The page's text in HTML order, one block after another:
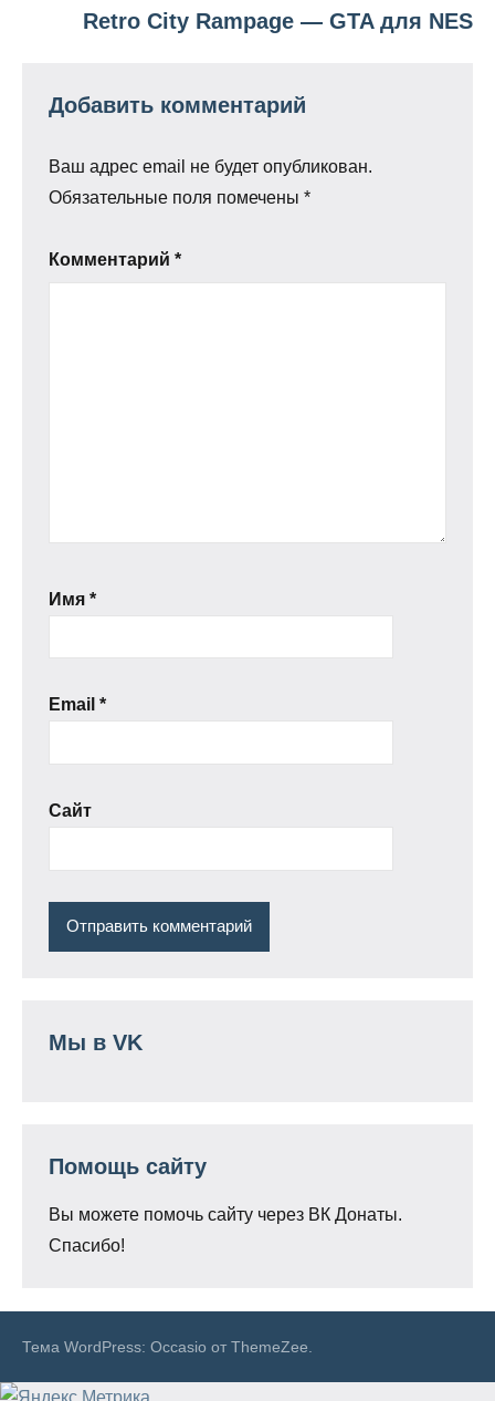
Retro City Rampage — GTA для NES
Добавить комментарий
Ваш адрес email не будет опубликован.
Обязательные поля помечены *
Комментарий *
Имя *
Email *
Сайт
Мы в VK
Помощь сайту
Вы можете помочь сайту через ВК Донаты.
Спасибо!
Тема WordPress: Occasio от ThemeZee.